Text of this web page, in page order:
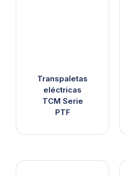
Transpaletas
eléctricas
TCM Serie
PTF